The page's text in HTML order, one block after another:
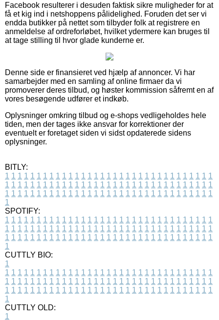
Facebook resulterer i desuden faktisk sikre muligheder for at
få et kig ind i netshoppens pålidelighed. Foruden det ser vi
endda butikker på nettet som tilbyder folk at registrere en
anmeldelse af ordreforløbet, hvilket ydermere kan bruges til
at tage stilling til hvor glade kunderne er.
Denne side er finansieret ved hjælp af annoncer. Vi har
samarbejder med en samling af online firmaer da vi
promoverer deres tilbud, og høster kommission såfremt en af
vores besøgende udfører et indkøb.
Oplysninger omkring tilbud og e-shops vedligeholdes hele
tiden, men der tages ikke ansvar for korrektioner der
eventuelt er foretaget siden vi sidst opdaterede sidens
oplysninger.
BITLY:
1 1 1 1 1 1 1 1 1 1 1 1 1 1 1 1 1 1 1 1 1 1 1 1 1 1 1 1 1 1 1 1 1
1 1 1 1 1 1 1 1 1 1 1 1 1 1 1 1 1 1 1 1 1 1 1 1 1 1 1 1 1 1 1 1 1
1 1 1 1 1 1 1 1 1 1 1 1 1 1 1 1 1 1 1 1 1 1 1 1 1 1 1 1 1 1 1 1 1
1
SPOTIFY:
1 1 1 1 1 1 1 1 1 1 1 1 1 1 1 1 1 1 1 1 1 1 1 1 1 1 1 1 1 1 1 1 1
1 1 1 1 1 1 1 1 1 1 1 1 1 1 1 1 1 1 1 1 1 1 1 1 1 1 1 1 1 1 1 1 1
1 1 1 1 1 1 1 1 1 1 1 1 1 1 1 1 1 1 1 1 1 1 1 1 1 1 1 1 1 1 1 1 1
1
CUTTLY BIO:
1
1 1 1 1 1 1 1 1 1 1 1 1 1 1 1 1 1 1 1 1 1 1 1 1 1 1 1 1 1 1 1 1 1
1 1 1 1 1 1 1 1 1 1 1 1 1 1 1 1 1 1 1 1 1 1 1 1 1 1 1 1 1 1 1 1 1
1 1 1 1 1 1 1 1 1 1 1 1 1 1 1 1 1 1 1 1 1 1 1 1 1 1 1 1 1 1 1 1 1
1
CUTTLY OLD:
1